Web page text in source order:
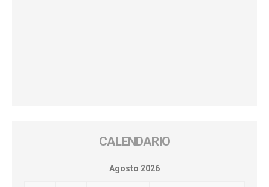
CALENDARIO
Agosto 2026